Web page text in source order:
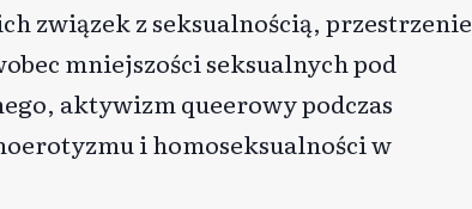
związek z seksualnością, przestrzenie
mniejszości seksualnych pod
aktywizm queerowy podczas
i homoseksualności w